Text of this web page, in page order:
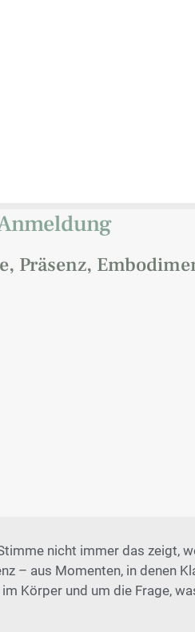
Präsenz,
nicht immer das zeigt,
– aus Momenten, in denen
Körper und um die Frage,